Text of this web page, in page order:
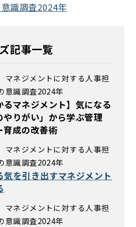
識調査2024年
記事一覧
マネジメントに対する人事担
意識調査2024年
るマネジメント】気になる
やりがい」から学ぶ管理
育成の改善術
マネジメントに対する人事担
意識調査2024年
気を引き出すマネジメント
マネジメントに対する人事担
意識調査2024年